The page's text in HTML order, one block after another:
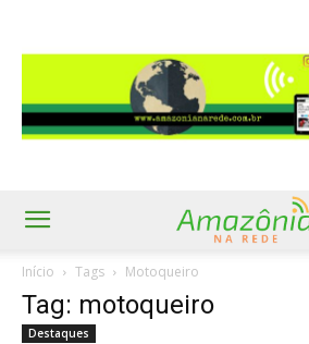
Início Tags Motoqueiro
Tag: motoqueiro
Destaques